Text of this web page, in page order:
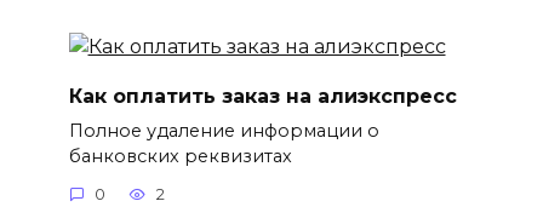
Как оплатить заказ на алиэкспресс
Полное удаление информации о
банковских реквизитах
0 2